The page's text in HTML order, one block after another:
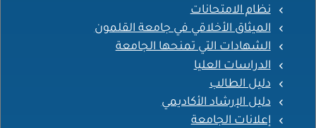
نظام الامتحانات
الميثاق الأخلاقي في جامعة القلمون
الشهادات التي تمنحها الجامعة
الدراسات العليا
دليل الطالب
دليل الإرشاد الأكاديمي
إعلانات الجامعة